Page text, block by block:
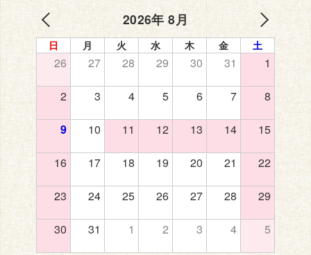
2026年 8月
日 月 火 水 木 金 土
26 27 28 29 30 31 1
2 3 4 5 6 7 8
9 10 11 12 13 14 15
16 17 18 19 20 21 22
23 24 25 26 27 28 29
30 31 1 2 3 4 5